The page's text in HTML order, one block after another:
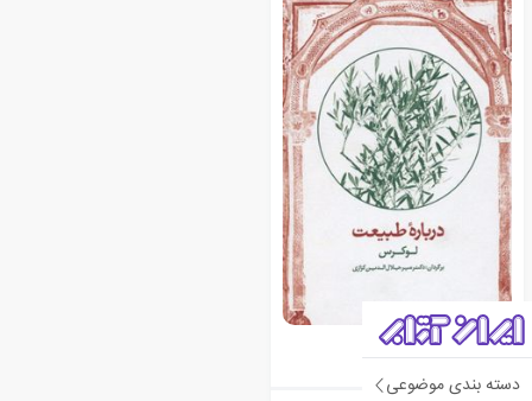
دسته بندی موضوعی
درباره طبیعت
لوکرس